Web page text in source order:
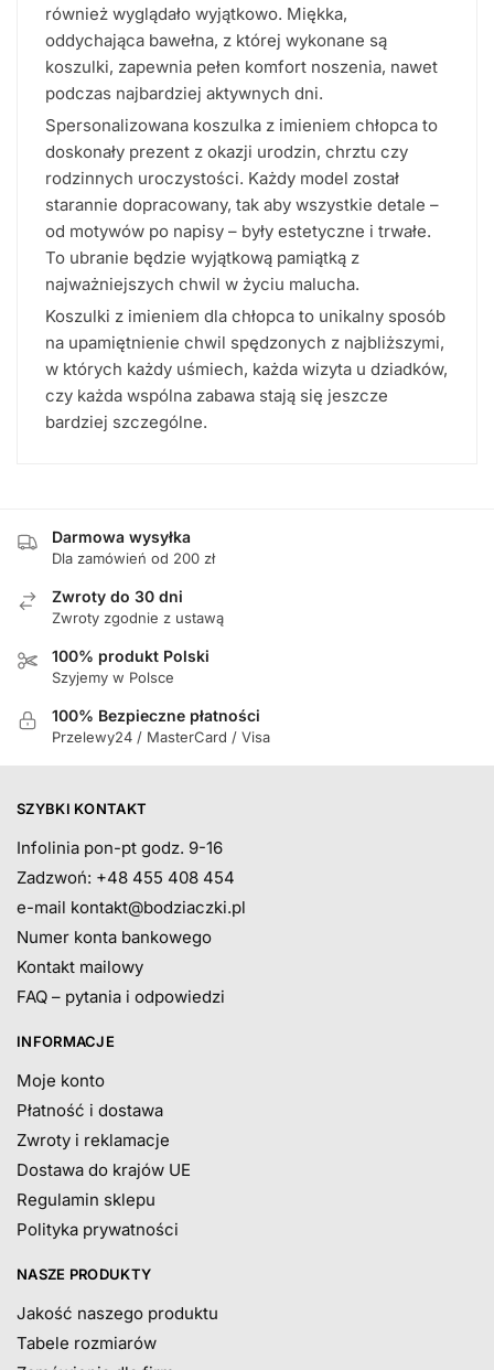
również wyglądało wyjątkowo. Miękka,
oddychająca bawełna, z której wykonane są
koszulki, zapewnia pełen komfort noszenia, nawet
podczas najbardziej aktywnych dni.
Spersonalizowana koszulka z imieniem chłopca to
doskonały prezent z okazji urodzin, chrztu czy
rodzinnych uroczystości. Każdy model został
starannie dopracowany, tak aby wszystkie detale –
od motywów po napisy – były estetyczne i trwałe.
To ubranie będzie wyjątkową pamiątką z
najważniejszych chwil w życiu malucha.
Koszulki z imieniem dla chłopca to unikalny sposób
na upamiętnienie chwil spędzonych z najbliższymi,
w których każdy uśmiech, każda wizyta u dziadków,
czy każda wspólna zabawa stają się jeszcze
bardziej szczególne.
Darmowa wysyłka
Dla zamówień od 200 zł
Zwroty do 30 dni
Zwroty zgodnie z ustawą
100% produkt Polski
Szyjemy w Polsce
100% Bezpieczne płatności
Przelewy24 / MasterCard / Visa
SZYBKI KONTAKT
Infolinia pon-pt godz. 9-16
Zadzwoń: +48 455 408 454
e-mail kontakt@bodziaczki.pl
Numer konta bankowego
Kontakt mailowy
FAQ – pytania i odpowiedzi
INFORMACJE
Moje konto
Płatność i dostawa
Zwroty i reklamacje
Dostawa do krajów UE
Regulamin sklepu
Polityka prywatności
NASZE PRODUKTY
Jakość naszego produktu
Tabele rozmiarów